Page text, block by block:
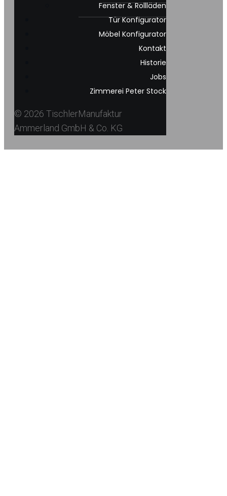
Fenster & Rollläden
Tür Konfigurator
Möbel Konfigurator
Kontakt
Historie
Jobs
Zimmerei Peter Stock
© 2026 TischlerManufaktur
Ammerland GmbH & Co. KG